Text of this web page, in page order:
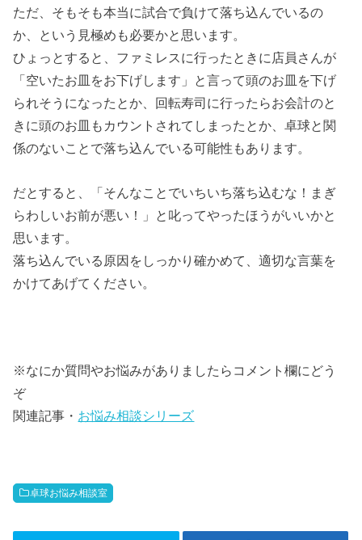
ただ、そもそも本当に試合で負けて落ち込んでいるの
か、という見極めも必要かと思います。
ひょっとすると、ファミレスに行ったときに店員さんが
「空いたお皿をお下げします」と言って頭のお皿を下げ
られそうになったとか、回転寿司に行ったらお会計のと
きに頭のお皿もカウントされてしまったとか、卓球と関
係のないことで落ち込んでいる可能性もあります。
だとすると、「そんなことでいちいち落ち込むな！まぎ
らわしいお前が悪い！」と叱ってやったほうがいいかと
思います。
落ち込んでいる原因をしっかり確かめて、適切な言葉を
かけてあげてください。
※なにか質問やお悩みがありましたらコメント欄にどう
ぞ
関連記事・ お悩み相談シリーズ
卓球お悩み相談室